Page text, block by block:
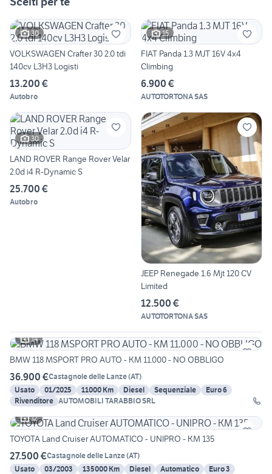
30
VOLKSWAGEN Crafter 30 2.0 tdi
140cv L3H3 Logisti
13.200 €
Autobro
15
FIAT Panda 1.3 MJT 16V 4x4
Climbing
6.900 €
AUTOTORTONA SAS
30
LAND ROVER Range Rover Velar
2.0d i4 R-Dynamic S
25.700 €
Autobro
JEEP Renegade 1.6 Mjt 120 CV
Limited
12.500 €
AUTOTORTONA SAS
14
BMW 118 MSPORT PRO AUTO - KM 11.000 - NO OBBLIGO
36.900 €Castagnole delle Lanze(AT)
Usato
01/2025 11000 Km Diesel Sequenziale
Euro 6
Rivenditore AUTOMOBILI TARABBIO SRL
12
TOYOTA Land Cruiser AUTOMATICO - UNIPRO - KM 135
27.500 €Castagnole delle Lanze(AT)
Usato
03/2003 135000 Km Diesel Automatico
Euro 3